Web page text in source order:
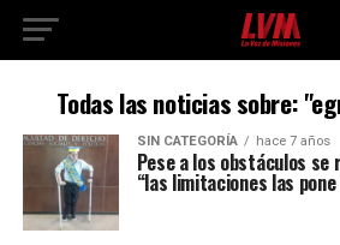
Todas las noticias sobre:
SIN CATEGORÍA hace 7 años
Pese a los obstáculos se
“las limitaciones las pone